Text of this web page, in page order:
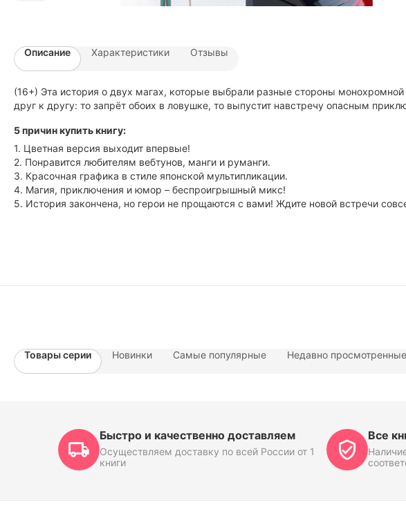
Описание Характеристики Отзывы
(16+) Эта история о двух магах, которые выбрали разные стороны
друг к другу: то запрёт обоих в ловушке, то выпустит навстречу опасным
5 причин купить книгу:
1. Цветная версия выходит впервые!
2. Понравится любителям вебтунов, манги и руманги.
3. Красочная графика в стиле японской мультипликации.
4. Магия, приключения и юмор – беспроигрышный микс!
5. История закончена, но герои не прощаются с вами! Ждите новой встречи
Товары серии Новинки Самые популярные Недавно просмотренные
Быстро и качественно доставляем
Осуществляем доставку по всей России от 1
книги
Все